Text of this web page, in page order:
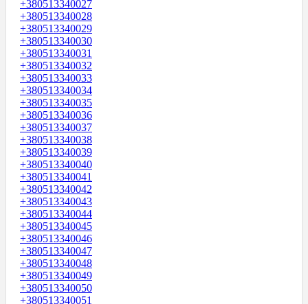
+380513340027
+380513340028
+380513340029
+380513340030
+380513340031
+380513340032
+380513340033
+380513340034
+380513340035
+380513340036
+380513340037
+380513340038
+380513340039
+380513340040
+380513340041
+380513340042
+380513340043
+380513340044
+380513340045
+380513340046
+380513340047
+380513340048
+380513340049
+380513340050
+380513340051